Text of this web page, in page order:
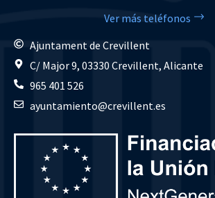
Ver más teléfonos
Ajuntament de Crevillent
C/ Major 9, 03330 Crevillent, Alicante
965 401 526
ayuntamiento@crevillent.es